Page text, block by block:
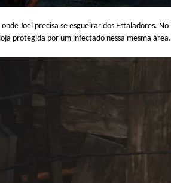
Joel precisa se esgueirar dos Estaladores.
protegida por um infectado nessa mesma área.